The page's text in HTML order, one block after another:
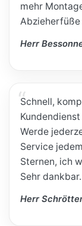
mehr
Herr
Schnell,
Werde
Service
Sternen, ich
Sehr dankbar.
Herr